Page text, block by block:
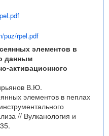
puz/rpel.pdf
элементов в
данным
активационного
В.Ю.
элементов в пеплах
// Вулканология и